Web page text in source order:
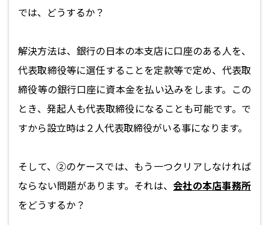
では、どうするか？
解決方法は、銀行の日本の本支店に口座のある人を、
代表取締役等に選任することを定款等で定め、代表取
締役等の銀行口座に資本金を払い込みをします。この
とき、発起人も代表取締役になることも可能です。で
すから設立時は２人代表取締役がいる事になります。
そして、②のケースでは、もう一つクリアしなければ
ならない問題があります。それは、 会社の本店事務所
をどうするか？